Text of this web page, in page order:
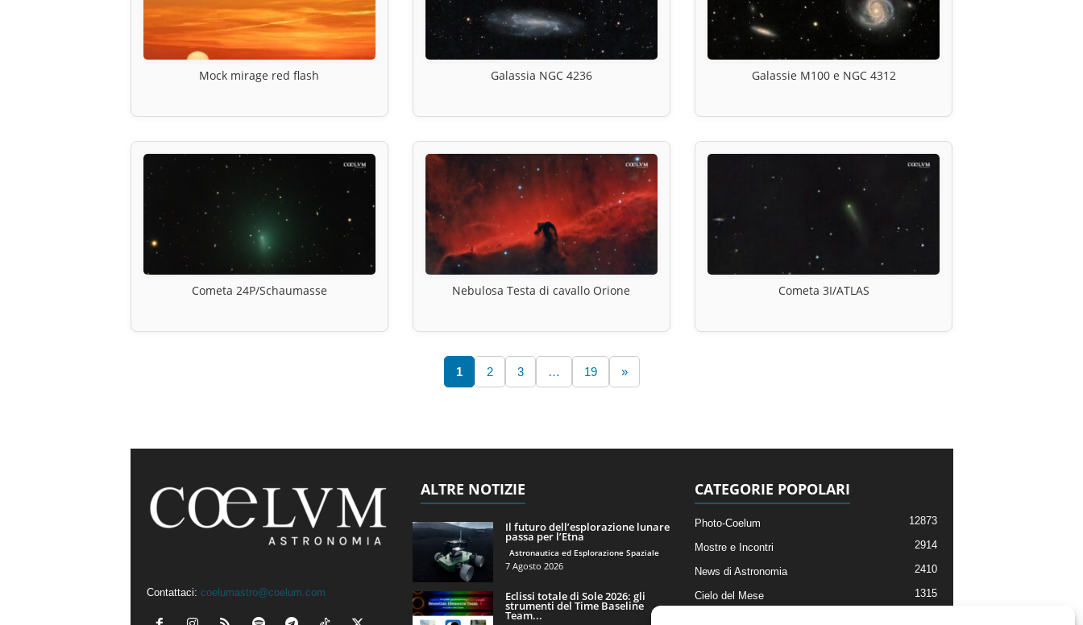
Mock mirage red flash Galassia NGC 4236 Galassie M100 e NGC 4312
Cometa 24P/Schaumasse Nebulosa Testa di cavallo Orione Cometa 3I/ATLAS
1 2 3 … 19 »
Contattaci: coelumastro@coelum.com
ALTRE NOTIZIE
Il futuro dell’esplorazione lunare
passa per l’Etna
Astronautica ed Esplorazione Spaziale
7 Agosto 2026
Eclissi totale di Sole 2026: gli
strumenti del Time Baseline
Team...
CATEGORIE POPOLARI
Photo-Coelum 12873
Mostre e Incontri 2914
News di Astronomia 2410
Cielo del Mese 1315